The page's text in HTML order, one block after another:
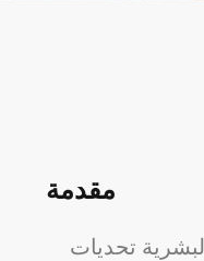
مقدمة
تحديات